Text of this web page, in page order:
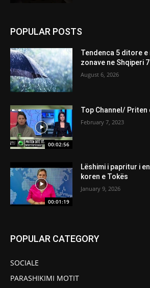
POPULAR POSTS
Tendenca 5 ditore e
zonave ne Shqiperi
August 6, 2026
00:02:56
Top Channel/
February 7, 2023
00:01:19
Lëshimi i papritur i
koren e Tokës
January 9, 2026
POPULAR CATEGORY
SOCIALE
PARASHIKIMI MOTIT